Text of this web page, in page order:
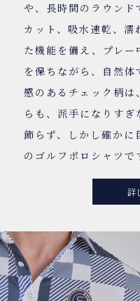
や、長時間のラウン
カット、吸水速乾、濡
た機能を備え、プレ
を保ちながら、自然
感のあるチェック柄は
らも、派手になりす
飾らず、しかし確かに
のゴルフポロシャツで
詳